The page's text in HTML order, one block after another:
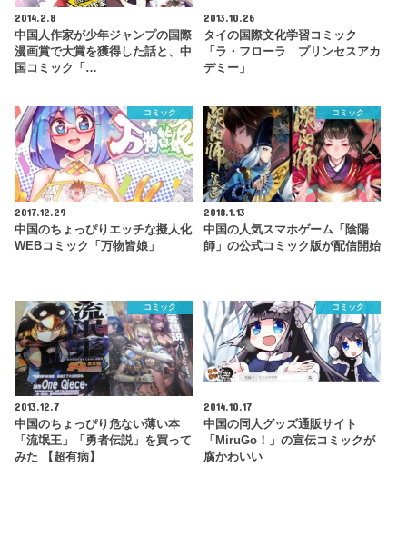
2014.2.8
中国人作家が少年ジャンプの国際
漫画賞で大賞を獲得した話と、中
国コミック「…
2013.10.26
タイの国際文化学習コミック
「ラ・フローラ プリンセスアカ
デミー」
コミック
2017.12.29
中国のちょっぴりエッチな擬人化
WEBコミック「万物皆娘」
コミック
2018.1.13
中国の人気スマホゲーム「陰陽
師」の公式コミック版が配信開始
コミック
2013.12.7
中国のちょっぴり危ない薄い本
「流氓王」「勇者伝説」を買って
みた 【超有病】
コミック
2014.10.17
中国の同人グッズ通販サイト
「MiruGo！」の宣伝コミックが
腐かわいい